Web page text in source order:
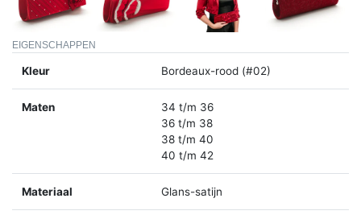
EIGENSCHAPPEN
Kleur Bordeaux-rood (#02)
Maten
34 t/m 36
36 t/m 38
38 t/m 40
40 t/m 42
Materiaal Glans-satijn